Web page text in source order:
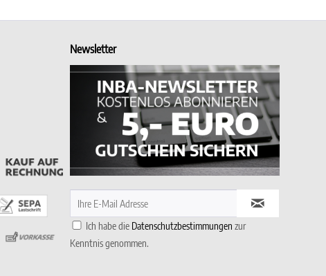
Newsletter
Ich habe die Datenschutzbestimmungen zur
Kenntnis genommen.